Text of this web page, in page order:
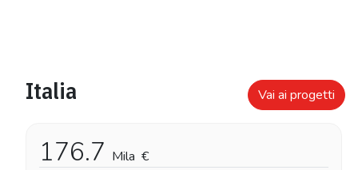
Italia Vai ai progetti
176.7 Mila €